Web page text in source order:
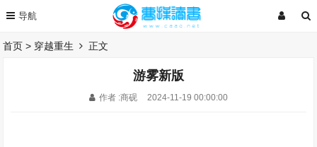
首页 > 穿越重生 正文
游雾新版
作者 :商砚 2024-11-19 00:00:00